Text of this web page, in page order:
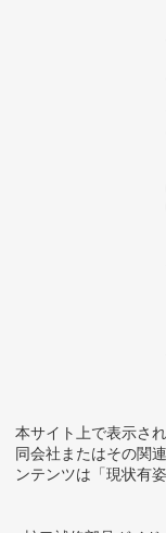
本サイト上で表示さ
同会社またはその関
ンテンツは「現状有